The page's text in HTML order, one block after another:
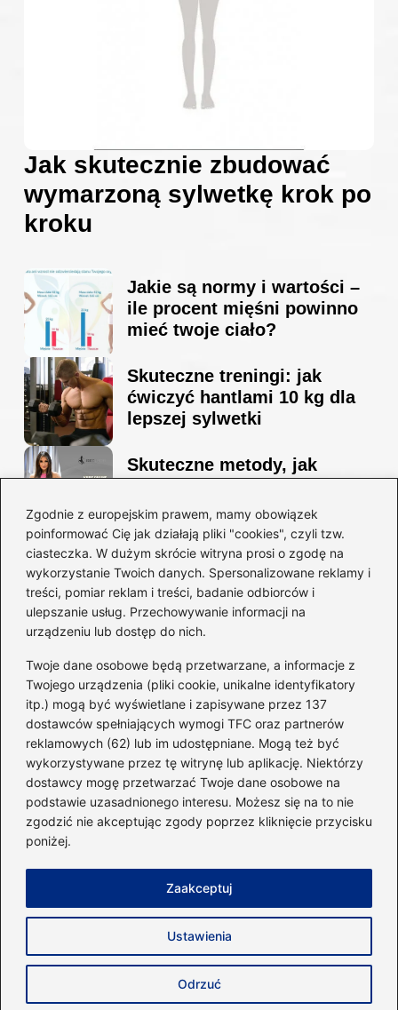
Zgodnie z europejskim prawem, mamy obowiązek
poinformować Cię jak działają pliki "cookies", czyli tzw.
ciasteczka. W dużym skrócie witryna prosi o zgodę na
wykorzystanie Twoich danych. Spersonalizowane reklamy i
treści, pomiar reklam i treści, badanie odbiorców i
ulepszanie usług. Przechowywanie informacji na
urządzeniu lub dostęp do nich.
Twoje dane osobowe będą przetwarzane, a informacje z
Twojego urządzenia (pliki cookie, unikalne identyfikatory
itp.) mogą być wyświetlane i zapisywane przez 137
dostawców spełniających wymogi TFC oraz partnerów
reklamowych (62) lub im udostępniane. Mogą też być
wykorzystywane przez tę witrynę lub aplikację. Niektórzy
dostawcy mogę przetwarzać Twoje dane osobowe na
podstawie uzasadnionego interesu. Możesz się na to nie
zgodzić nie akceptując zgody poprzez kliknięcie przycisku
poniżej.
Ustawienia
Odrzuć
Zaakceptuj
Jak skutecznie zbudować
wymarzoną sylwetkę krok po
kroku
Jakie są normy i wartości –
ile procent mięśni powinno
mieć twoje ciało?
Skuteczne treningi: jak
ćwiczyć hantlami 10 kg dla
lepszej sylwetki
Skuteczne metody, jak
sylwetkę w zaledwie 90 dni
Idealny garnitur: jak dobrać
go do swojej sylwetki?
Kategorie
Dieta i kalorie(221)
Fitness(236)
Siłownia(101)
Sport(60)
Sprzęt i akcesoria(25)
Suplementy(38)
Copyright © 2026 40minut.pl
Zasady użytkowania
Napisz do nas